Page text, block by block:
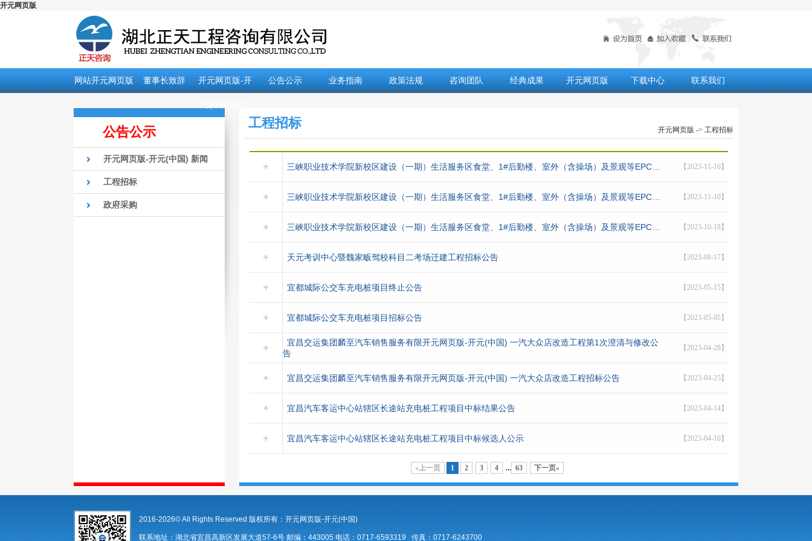
开元网页版
网站开元网页版 董事长致辞 开元网页版-开 公告公示 业务指南 政策法规 咨询团队 经典成果 开元网页版 下载中心 联系我们
公告公示
开元网页版-开元(中国) 新闻
工程招标
政府采购
工程招标 开元网页版 -> 工程招标
三峡职业技术学院新校区建设（一期）生活服务区食堂、1#后勤楼、室外（含操场）及景观等EPC… 【2023-11-16】
三峡职业技术学院新校区建设（一期）生活服务区食堂、1#后勤楼、室外（含操场）及景观等EPC… 【2023-11-10】
三峡职业技术学院新校区建设（一期）生活服务区食堂、1#后勤楼、室外（含操场）及景观等EPC… 【2023-10-18】
天元考训中心暨魏家畈驾校科目二考场迁建工程招标公告 【2023-08-17】
宜都城际公交车充电桩项目终止公告 【2023-05-15】
宜都城际公交车充电桩项目招标公告 【2023-05-05】
宜昌交运集团麟至汽车销售服务有限开元网页版-开元(中国) 一汽大众店改造工程第1次澄清与修改公
告
【2023-04-28】
宜昌交运集团麟至汽车销售服务有限开元网页版-开元(中国) 一汽大众店改造工程招标公告 【2023-04-25】
宜昌汽车客运中心站辖区长途站充电桩工程项目中标结果公告 【2023-04-14】
宜昌汽车客运中心站辖区长途站充电桩工程项目中标候选人公示 【2023-04-10】
«上一页 1 2 3 4 ... 63 下一页»
2016-2026© All Rights Reserved 版权所有：开元网页版-开元(中国)
联系地址：湖北省宜昌高新区发展大道57-6号 邮编：443005 电话：0717-6593319 传真：0717-6243700